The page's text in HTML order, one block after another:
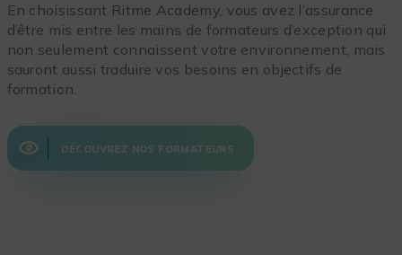
En choisissant Ritme Academy, vous avez l’assurance
d’être mis entre les mains de formateurs d’exception qui
non seulement connaissent votre environnement, mais
sauront aussi traduire vos besoins en objectifs de
formation.
DÉCOUVREZ NOS FORMATEURS